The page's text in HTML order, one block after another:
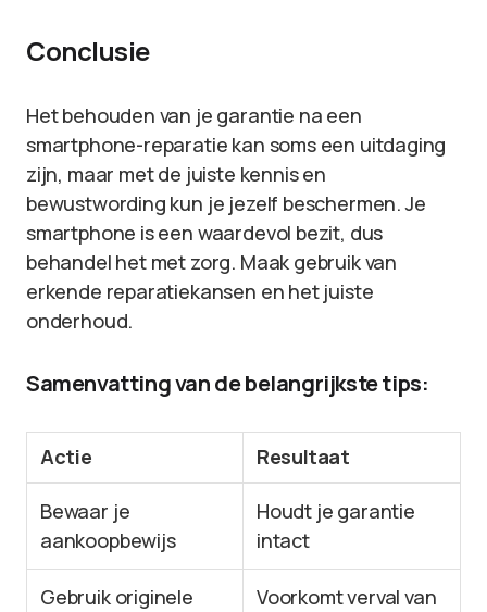
Conclusie
Het behouden van je garantie na een
smartphone-reparatie kan soms een uitdaging
zijn, maar met de juiste kennis en
bewustwording kun je jezelf beschermen. Je
smartphone is een waardevol bezit, dus
behandel het met zorg. Maak gebruik van
erkende reparatiekansen en het juiste
onderhoud.
Samenvatting van de belangrijkste tips:
Actie Resultaat
Bewaar je
aankoopbewijs
Houdt je garantie
intact
Gebruik originele
Voorkomt verval van